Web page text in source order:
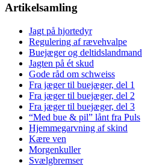
Artikelsamling
Jagt på hjortedyr
Regulering af rævehvalpe
Buejæger og deltidslandmand
Jagten på ét skud
Gode råd om schweiss
Fra jæger til buejæger, del 1
Fra jæger til buejæger, del 2
Fra jæger til buejæger, del 3
“Med bue & pil” lånt fra Puls
Hjemmegarvning af skind
Kære ven
Morgenkuller
Svælgbremser